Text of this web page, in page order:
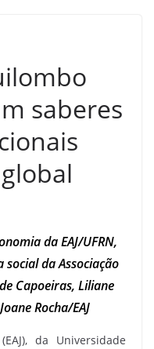
saberes
da EAJ/UFRN,
da Associação
Capoeiras, Liliane
Rocha/EAJ
da Universidade